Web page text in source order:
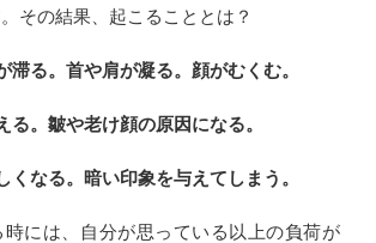
その結果、起こることとは？
滞る。首や肩が凝る。顔がむくむ。
る。皺や老け顔の原因になる。
くなる。暗い印象を与えてしまう。
には、自分が思っている以上の負荷が